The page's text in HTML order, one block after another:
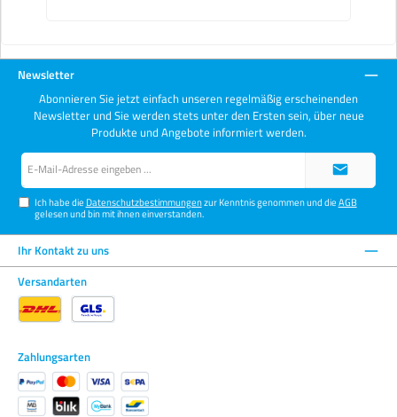
Newsletter
Abonnieren Sie jetzt einfach unseren regelmäßig erscheinenden
Newsletter und Sie werden stets unter den Ersten sein, über neue
Produkte und Angebote informiert werden.
Ich habe die Datenschutzbestimmungenzur Kenntnis genommen und dieAGB
gelesen und bin mit ihnen einverstanden.
Ihr Kontakt zu uns
Versandarten
Zahlungsarten